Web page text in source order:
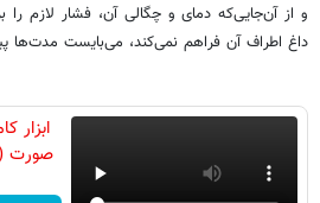
و از آن‌جایی‌که دمای و چگالی آن، فشار لازم را
داغ اطراف آن فراهم نمی‌کند، می‌بایست
ابزار
صورت